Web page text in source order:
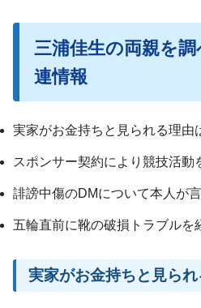
三浦佳生の両親を
連情報
実家がお金持ちと見られる理由
スポンサー契約により競技活動
誹謗中傷のDMについて本人が
五輪直前に靴の破損トラブルを
実家がお金持ちと見ら